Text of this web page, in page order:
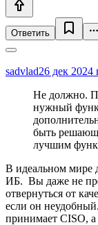
Ответить
sadvlad26 дек 2024
Не должно.
нужный
быть
лучшим
В идеальном мире
ИБ. Вы даже не
отвернуться от
если он
принимает CISO,